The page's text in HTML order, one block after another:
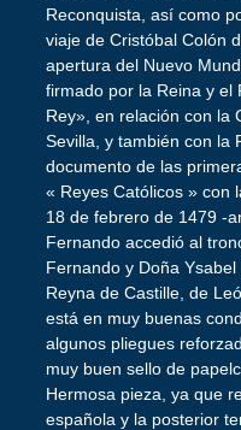
Reconquista, así como
viaje de Cristóbal Colón
apertura del Nuevo
firmado por la Reina y el
Rey», en relación con la
Sevilla, y también con la
documento de las
« Reyes Católicos » con
18 de febrero de 1479 -
Fernando accedió al
Fernando y Doña
Reyna de Castille, de
está en muy buenas
algunos pliegues
muy buen sello de
Hermosa pieza, ya que
española y la posterior